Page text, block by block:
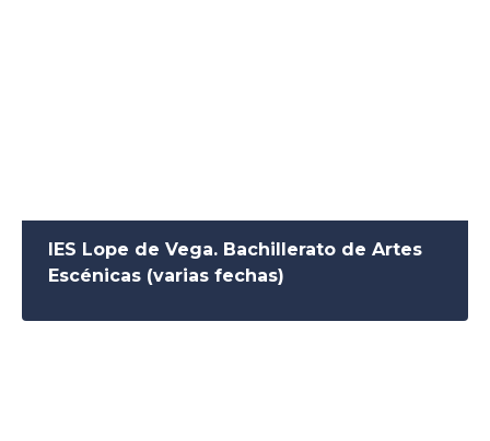
IES Lope de Vega. Bachillerato de Artes
Escénicas (varias fechas)